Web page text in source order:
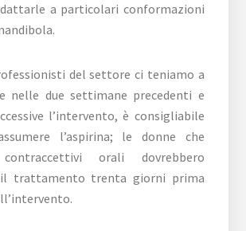
a particolari conformazioni
del settore ci teniamo a
nelle due settimane precedenti e
l’intervento, è consigliabile
l’aspirina; le donne che
contraccettivi orali dovrebbero
il trattamento trenta giorni prima